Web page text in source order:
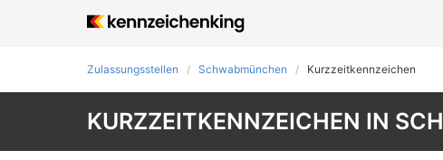
Zulassungsstellen Schwabmünchen Kurzzeit­kennzeichen
KURZZEITKENNZEICHEN IN